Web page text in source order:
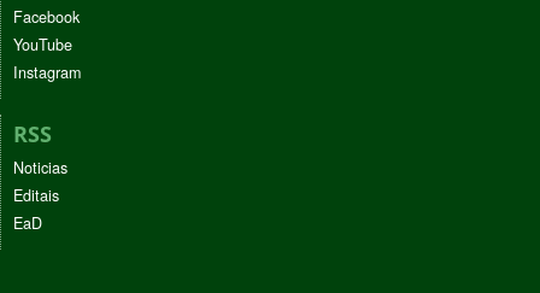
Facebook
YouTube
Instagram
RSS
Noticias
Editais
EaD